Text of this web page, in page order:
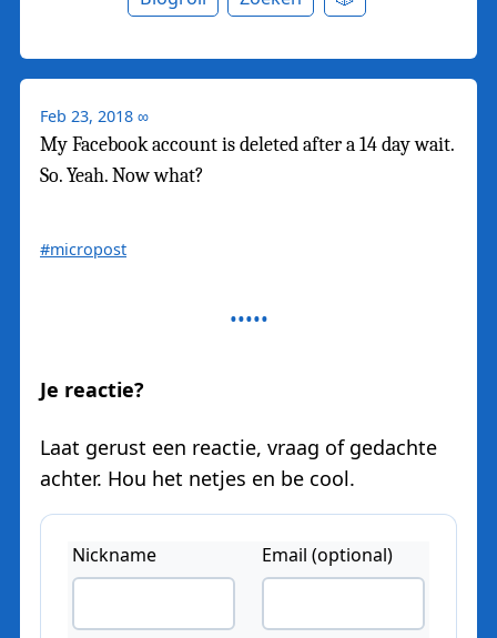
Feb 23, 2018 ∞
My Facebook account is deleted after a 14 day wait.
So. Yeah. Now what?
#micropost
Je reactie?
Laat gerust een reactie, vraag of gedachte
achter. Hou het netjes en be cool.